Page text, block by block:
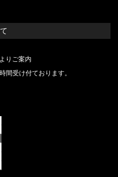
りご案内
間受け付ております。